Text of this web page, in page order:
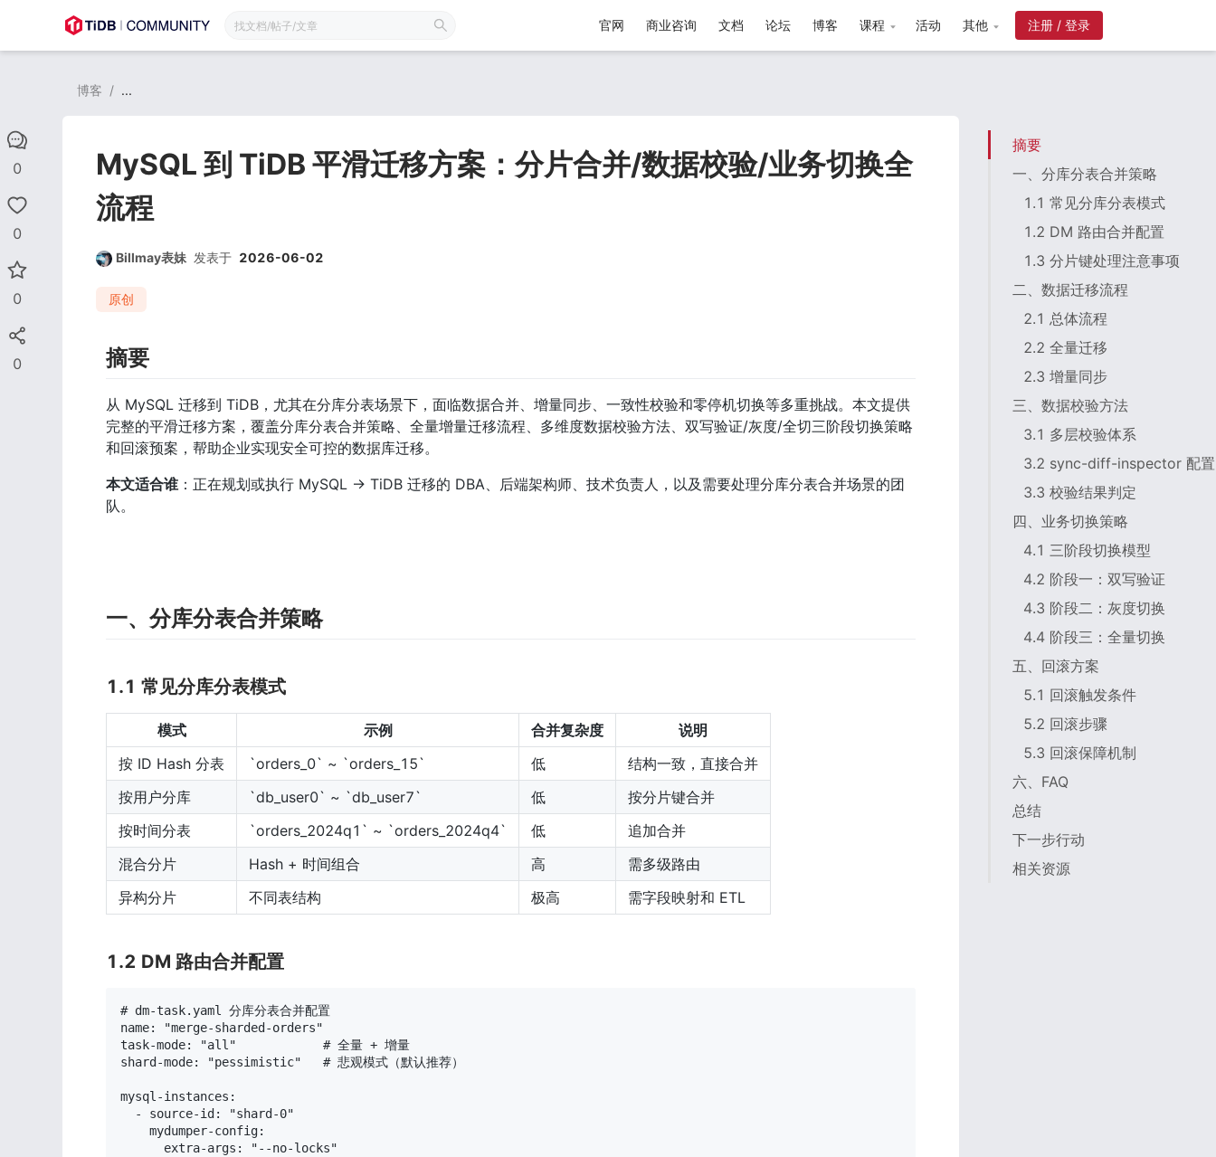
官网 商业咨询 文档 论坛 博客 课程 活动 其他 注册 / 登录
0
0
0
0
博客 / ...
MySQL 到 TiDB 平滑迁移方案：分片合并/数据校验/业务切换全
流程
Billmay表妹 发表于 2026-06-02
原创
摘要
从 MySQL 迁移到 TiDB，尤其在分库分表场景下，面临数据合并、增量同步、一致性校验和零停机切换等多重挑战。本文提供
完整的平滑迁移方案，覆盖分库分表合并策略、全量增量迁移流程、多维度数据校验方法、双写验证/灰度/全切三阶段切换策略
和回滚预案，帮助企业实现安全可控的数据库迁移。
本文适合谁 ：正在规划或执行 MySQL → TiDB 迁移的 DBA、后端架构师、技术负责人，以及需要处理分库分表合并场景的团
队。
一、分库分表合并策略
1.1 常见分库分表模式
模式 示例 合并复杂度
说明
按 ID Hash 分表
`orders_0` ~ `orders_15` 低
结构一致，直接合并
按用户分库
`db_user0` ~ `db_user7` 低
按分片键合并
按时间分表
`orders_2024q1` ~ `orders_2024q4` 低
追加合并
混合分片
Hash + 时间组合 高
需多级路由
异构分片
不同表结构 极高 需字段映射和 ETL
1.2 DM 路由合并配置
# dm-task.yaml 分库分表合并配置
name: "merge-sharded-orders"
task-mode: "all"            # 全量 + 增量
shard-mode: "pessimistic"   # 悲观模式（默认推荐）
mysql-instances:
  - source-id: "shard-0"
    mydumper-config:
      extra-args: "--no-locks"
摘要
一、分库分表合并策略
1.1 常见分库分表模式
1.2 DM 路由合并配置
1.3 分片键处理注意事项
二、数据迁移流程
2.1 总体流程
2.2 全量迁移
2.3 增量同步
三、数据校验方法
3.1 多层校验体系
3.2 sync-diff-inspector 配置
3.3 校验结果判定
四、业务切换策略
4.1 三阶段切换模型
4.2 阶段一：双写验证
4.3 阶段二：灰度切换
4.4 阶段三：全量切换
五、回滚方案
5.1 回滚触发条件
5.2 回滚步骤
5.3 回滚保障机制
六、FAQ
总结
下一步行动
相关资源